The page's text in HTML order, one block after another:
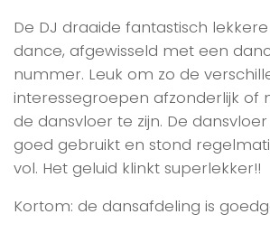
De DJ draaide fantastisch
dance, afgewisseld met een
nummer. Leuk om zo de
interessegroepen afzonderlijk of
de dansvloer te zijn. De
goed gebruikt en stond
vol. Het geluid klinkt superlekker!!
Kortom: de dansafdeling is